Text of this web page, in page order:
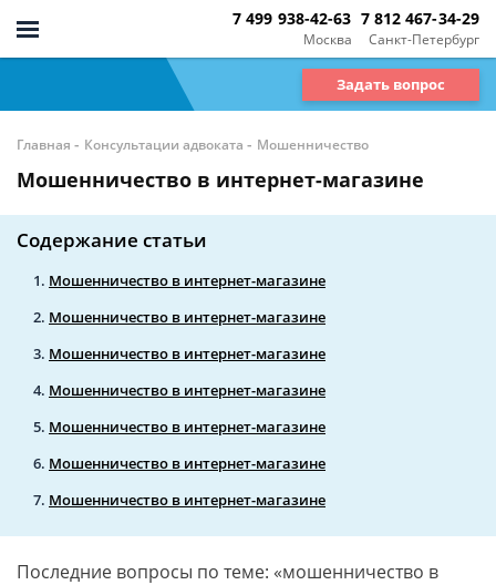
Москва
7 499 938-42-63
Санкт-Петербург
7 812 467-34-29
Задать вопрос
Главная - Консультации адвоката - Мошенничество
Мошенничество в интернет-магазине
Содержание статьи
Мошенничество в интернет-магазине
Мошенничество в интернет-магазине
Мошенничество в интернет-магазине
Мошенничество в интернет-магазине
Мошенничество в интернет-магазине
Мошенничество в интернет-магазине
Мошенничество в интернет-магазине
Последние вопросы по теме: «мошенничество в